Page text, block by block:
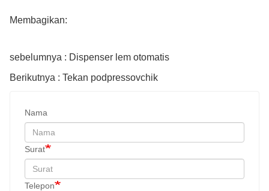
Membagikan:
sebelumnya : Dispenser lem otomatis
Berikutnya : Tekan podpressovchik
Nama
Surat
Telepon